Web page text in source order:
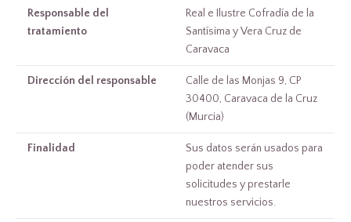
Responsable del
tratamiento
Real e Ilustre Cofradía de la
Santísima y Vera Cruz de
Caravaca
Dirección del responsable
Calle de las Monjas 9, CP
30400, Caravaca de la Cruz
(Murcia)
Finalidad
Sus datos serán usados para
poder atender sus
solicitudes y prestarle
nuestros servicios.